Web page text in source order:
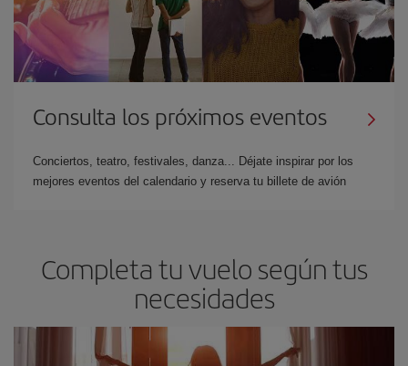
Consulta los próximos eventos
Conciertos, teatro, festivales, danza... Déjate inspirar por los
mejores eventos del calendario y reserva tu billete de avión
Completa tu vuelo según tus
necesidades